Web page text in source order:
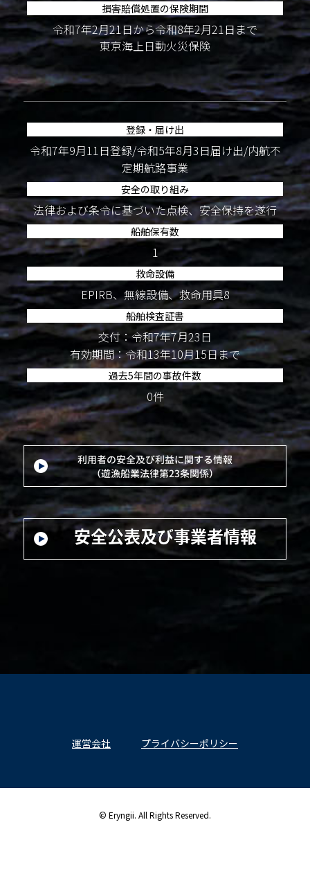
損害賠償処置の保険期間
令和7年2月21日から令和8年2月21日まで
東京海上日動火災保険
登録・届け出
令和7年9月11日登録/令和5年8月3日届け出/内航不
定期航路事業
安全の取り組み
法律および条令に基づいた点検、安全保持を遂行
船舶保有数
1
救命設備
EPIRB、無線設備、救命用具8
船舶検査証書
交付：令和7年7月23日
有効期間：令和13年10月15日まで
過去5年間の事故件数
0件
運営会社 プライバシーポリシー
© Eryngii. All Rights Reserved.